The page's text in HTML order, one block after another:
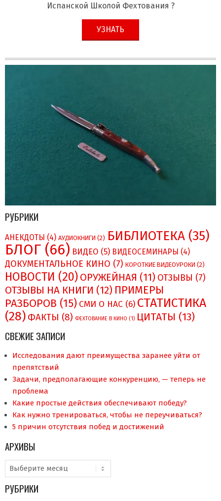
Испанской Школой Фехтования ?
УЗНАТЬ
РУБРИКИ
АНЕКДОТЫ (4) АУДИОКНИГИ (2) БИБЛИОТЕКА (35)
БЛОГ (66) ВИДЕО (5) ВИДЕОСЕМИНАРЫ (4)
ДОКУМЕНТАЛЬНОЕ КИНО (7) КОРОТКИЕ ВИДЕОУРОКИ (2)
НОВОСТИ (20) ОРУЖЕЙНАЯ (11) ОТЗЫВЫ (7)
ОТЗЫВЫ НА КНИГИ (12) ПРИМЕРЫ
РАЗБОРОВ (15) СМИ О НAC (6) СТАТИСТИКА
(28) ФАКТЫ (8) ФЕХТОВАНИЕ В КИНО (1) ЦИТАТЫ (13)
СВЕЖИЕ ЗАПИСИ
Исследования дают преимущества заранее уйти от
препятствий
Задачи, предполагающие конкуренцию, — теперь не
проблема
Какие простые действия обеспечивают победу?
Как нужно тренироваться, чтобы не переучиваться?
5 причин отсутствия побед и достижений
АРХИВЫ
Архивы
РУБРИКИ